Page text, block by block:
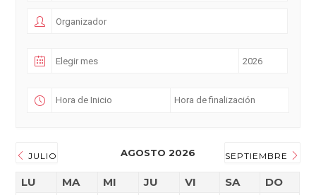
JULIO AGOSTO 2026 SEPTIEMBRE
LU MA MI JU VI SA DO